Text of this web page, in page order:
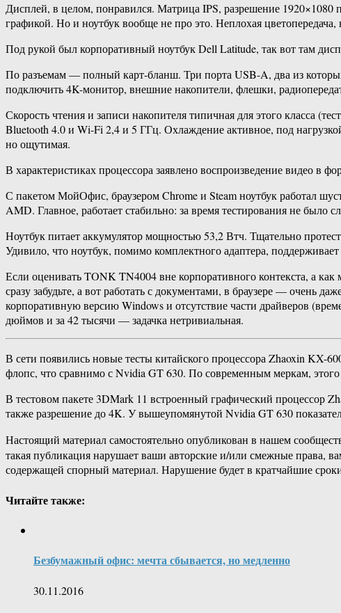
Дисплей, в целом, понравился. Матрица IPS, разрешение 1920×1080
графикой. Но и ноутбук вообще не про это. Неплохая
Под рукой был корпоративный ноутбук Dell Latitude, так вот там
По разъемам — полный карт-бланш. Три порта USB-A, два из
подключить 4K-монитор, внешние накопители, флешки,
Скорость чтения и записи накопителя типичная для этого класса
Bluetooth 4.0 и Wi-Fi 2,4 и 5 ГГц. Охлаждение активное, под
но ощутимая.
В характеристиках процессора заявлено воспроизведение видео в
С пакетом МойОфис, браузером Chrome и Steam ноутбук работал
AMD. Главное, работает стабильно: за время тестирования не было
Ноутбук питает аккумулятор мощностью 53,2 Втч. Тщательно
Удивило, что ноутбук, помимо комплектного адаптера,
Если оценивать TONK TN4004 вне корпоративного контекста, а
сразу забудьте, а вот работать с документами, в браузере — очень
корпоративную версию Windows и отсутствие части драйверов
дюймов и за 42 тысячи — задачка нетривиальная.
В сети появились новые тесты китайского процессора Zhaoxin KX-
флопс, что сравнимо с Nvidia GT 630. По современным меркам,
В тестовом пакете 3DMark 11 встроенный графический процессор
также разрешение до 4K. У вышеупомянутой Nvidia GT 630
Настоящий материал самостоятельно опубликован в нашем
такая публикация нарушает ваши авторские и/или смежные права,
содержащей спорный материал. Нарушение будет в кратчайшие
Читайте также:
Безбумажный офис: мечта сбывается, но медленно
30.11.2016